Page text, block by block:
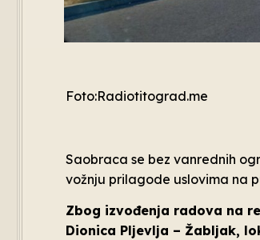
Foto:Radiotitograd.me
Saobraca se bez vanrednih
vožnju prilagode uslovima na
Zbog izvođenja radova na
Dionica Pljevlja – Žabljak,